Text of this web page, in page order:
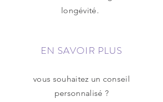
longévité.
EN SAVOIR PLUS
vous souhaitez un conseil
personnalisé ?